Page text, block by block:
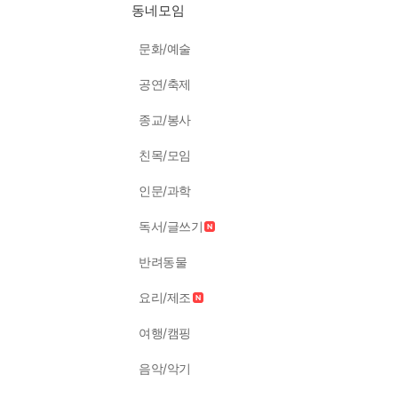
동네모임
문화/예술
공연/축제
종교/봉사
친목/모임
인문/과학
독서/글쓰기
반려동물
요리/제조
여행/캠핑
음악/악기